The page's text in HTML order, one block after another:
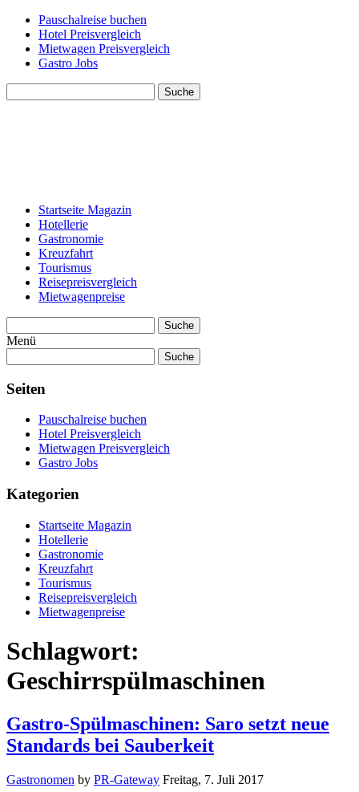
Pauschalreise buchen
Hotel Preisvergleich
Mietwagen Preisvergleich
Gastro Jobs
Suche
Startseite Magazin
Hotellerie
Gastronomie
Kreuzfahrt
Tourismus
Reisepreisvergleich
Mietwagenpreise
Suche
Menü
Suche
Seiten
Pauschalreise buchen
Hotel Preisvergleich
Mietwagen Preisvergleich
Gastro Jobs
Kategorien
Startseite Magazin
Hotellerie
Gastronomie
Kreuzfahrt
Tourismus
Reisepreisvergleich
Mietwagenpreise
Schlagwort:
Geschirrspülmaschinen
Gastro-Spülmaschinen: Saro setzt neue
Standards bei Sauberkeit
Gastronomen by PR-Gateway Freitag, 7. Juli 2017